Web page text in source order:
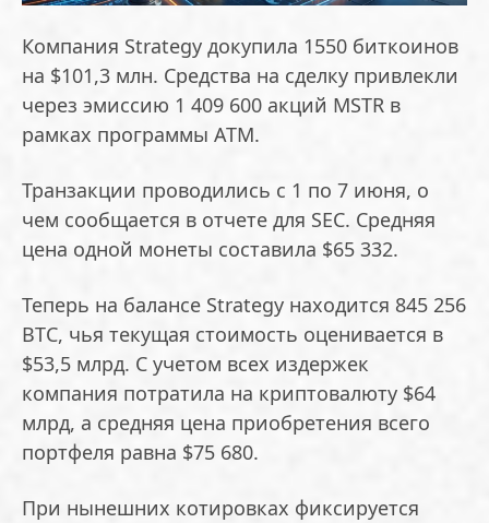
Компания Strategy докупила 1550 биткоинов
на $101,3 млн. Средства на сделку привлекли
через эмиссию 1 409 600 акций MSTR в
рамках программы ATM.
Транзакции проводились с 1 по 7 июня, о
чем сообщается в отчете для SEC. Средняя
цена одной монеты составила $65 332.
Теперь на балансе Strategy находится 845 256
BTC, чья текущая стоимость оценивается в
$53,5 млрд. С учетом всех издержек
компания потратила на криптовалюту $64
млрд, а средняя цена приобретения всего
портфеля равна $75 680.
При нынешних котировках фиксируется